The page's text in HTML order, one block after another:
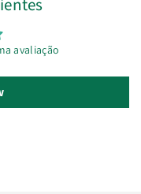
avaliação